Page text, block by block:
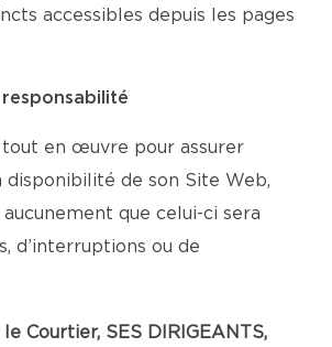
accessibles depuis les pages
responsabilité
en œuvre pour assurer
disponibilité de son Site Web,
que celui-ci sera
d’interruptions ou de
le Courtier, SES DIRIGEANTS,